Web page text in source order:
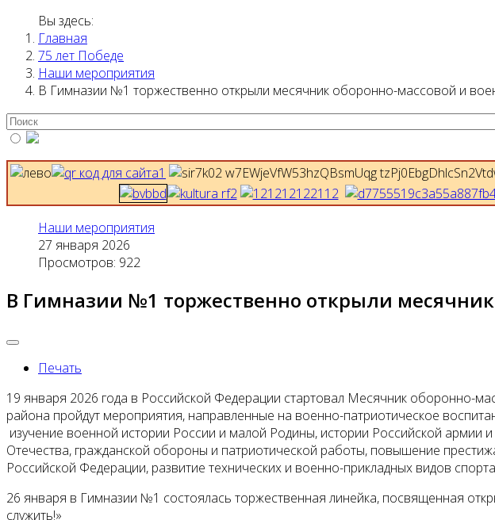
Вы здесь:
Главная
75 лет Победе
Наши мероприятия
В Гимназии №1 торжественно открыли месячник оборонно-массовой и
Наши мероприятия
27 января 2026
Просмотров: 922
В Гимназии №1 торжественно открыли
Печать
19 января 2026 года в Российской Федерации стартовал Месячник оборонно-
района пройдут мероприятия, направленные на военно-патриотическое
изучение военной истории России и малой Родины, истории Российской
Отечества, гражданской обороны и патриотической работы, повышение
Российской Федерации, развитие технических и военно-прикладных видов
26 января в Гимназии №1 состоялась торжественная линейка, посвященная
служить!»